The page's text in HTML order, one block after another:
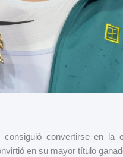
consiguió convertirse en la
en su mayor título